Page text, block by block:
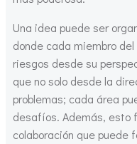
Una idea puede ser
donde cada miembro
riesgos desde su
que no solo desde la
problemas; cada área
desafíos. Además, esto
colaboración que puede